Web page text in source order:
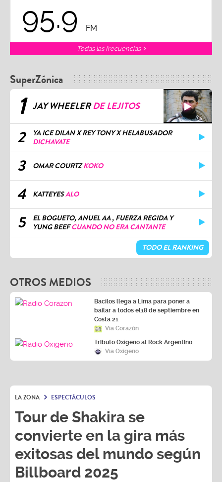
95.9 FM
Todas las frecuencias
SuperZónica
1 JAY WHEELERDE LEJITOS
2
YA ICE DILAN X REY TONY X HELABUSADOR
DICHAVATE
3 OMAR COURTZKOKO
4 KATTEYESALO
5
EL BOGUETO, ANUEL AA , FUERZA REGIDA Y
YUNG BEEFCUANDO NO ERA CANTANTE
TODO EL RANKING
OTROS MEDIOS
Bacilos llega a Lima para poner a
bailar a todos el18 de septiembre en
Costa 21
Vía Corazón
Tributo Oxígeno al Rock Argentino
Vía Oxígeno
LA ZONA ESPECTÁCULOS
Tour de Shakira se
convierte en la gira más
exitosas del mundo según
Billboard 2025